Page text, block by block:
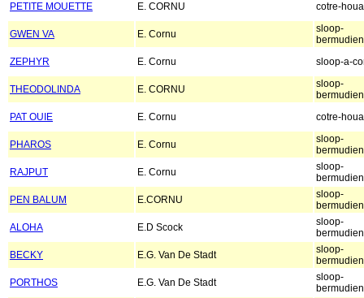
PETITE MOUETTE E. CORNU cotre-
GWEN VA E. Cornu
sloop-
bermudien
ZEPHYR
E. Cornu sloop-a-
THEODOLINDA E. CORNU
sloop-
bermudien
PAT OUIE
E. Cornu cotre-
PHAROS E. Cornu
sloop-
bermudien
RAJPUT
E. Cornu
sloop-
bermudien
PEN BALUM
E.CORNU
sloop-
bermudien
ALOHA
E.D Scock
sloop-
bermudien
BECKY
E.G. Van De Stadt
sloop-
bermudien
PORTHOS
E.G. Van De Stadt
sloop-
bermudien